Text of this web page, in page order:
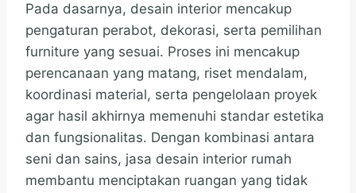
Pada dasarnya, desain interior mencakup
pengaturan perabot, dekorasi, serta pemilihan
furniture yang sesuai. Proses ini mencakup
perencanaan yang matang, riset mendalam,
koordinasi material, serta pengelolaan proyek
agar hasil akhirnya memenuhi standar estetika
dan fungsionalitas. Dengan kombinasi antara
seni dan sains, jasa desain interior rumah
membantu menciptakan ruangan yang tidak